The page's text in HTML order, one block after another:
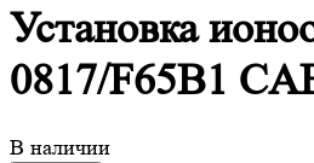
Установка
0817/F65B1
В наличии